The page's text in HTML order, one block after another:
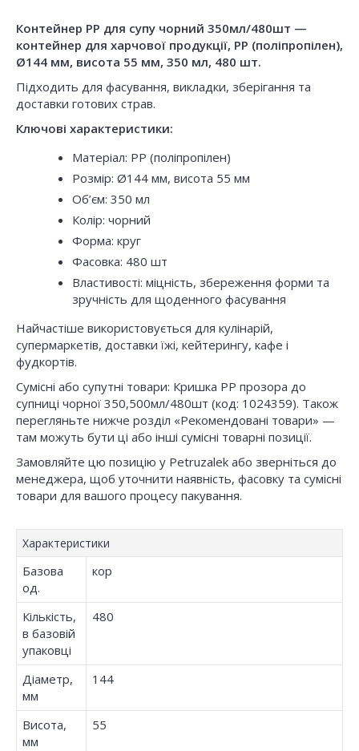
Контейнер РР для супу чорний 350мл/480шт —
контейнер для харчової продукції, PP (поліпропілен),
Ø144 мм, висота 55 мм, 350 мл, 480 шт.
Підходить для фасування, викладки, зберігання та
доставки готових страв.
Ключові характеристики:
Матеріал: PP (поліпропілен)
Розмір: Ø144 мм, висота 55 мм
Об’єм: 350 мл
Колір: чорний
Форма: круг
Фасовка: 480 шт
Властивості: міцність, збереження форми та
зручність для щоденного фасування
Найчастіше використовується для кулінарій,
супермаркетів, доставки їжі, кейтерингу, кафе і
фудкортів.
Сумісні або супутні товари: Кришка РР прозора до
супниці чорної 350,500мл/480шт (код: 1024359). Також
перегляньте нижче розділ «Рекомендовані товари» —
там можуть бути ці або інші сумісні товарні позиції.
Замовляйте цю позицію у Petruzalek або зверніться до
менеджера, щоб уточнити наявність, фасовку та сумісні
товари для вашого процесу пакування.
Характеристики
Базова
од.
кор
Кількість,
в базовій
упаковці
480
Діаметр,
мм
144
Висота,
мм
55